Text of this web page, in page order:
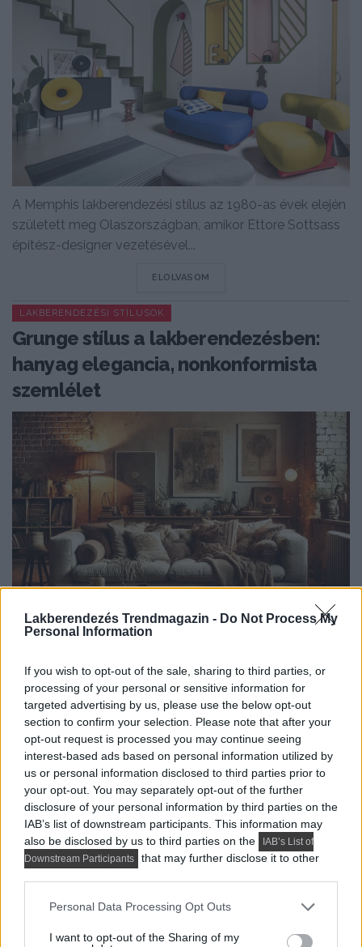
Lakberendezés Trendmagazin - Do Not Process My
Personal Information
If you wish to opt-out of the sale, sharing to third parties, or
processing of your personal or sensitive information for
targeted advertising by us, please use the below opt-out
section to confirm your selection. Please note that after your
opt-out request is processed you may continue seeing
interest-based ads based on personal information utilized by
us or personal information disclosed to third parties prior to
your opt-out. You may separately opt-out of the further
disclosure of your personal information by third parties on the
IAB’s list of downstream participants. This information may
also be disclosed by us to third parties on the
IAB’s List of
Downstream Participants
that may further disclose it to other
Please note that this website/app uses one or more Google
not limited to your visit or usage behaviour. You may click to
Personal Data Processing Opt Outs
I want to opt-out of the Sharing of my
A Memphis lakberendezési stílus az 1980-as évek elején
született meg Olaszországban, amikor Ettore Sottsass
építész-designer vezetésével...
ELOLVASOM
LAKBERENDEZÉSI STÍLUSOK
Grunge stílus a lakberendezésben:
hanyag elegancia, nonkonformista
szemlélet
A grunge lakberendezési stílus a '90-es évek alternatív
rockzenei színteréről inspirálódott, és a nyers, lezser,
mégis...
ELOLVASOMDETAILS
LAKBERENDEZÉSI STÍLUSOK
A modernizmus esszenciája:
egyszerűség és funkcionalitás a
lakberendezésben